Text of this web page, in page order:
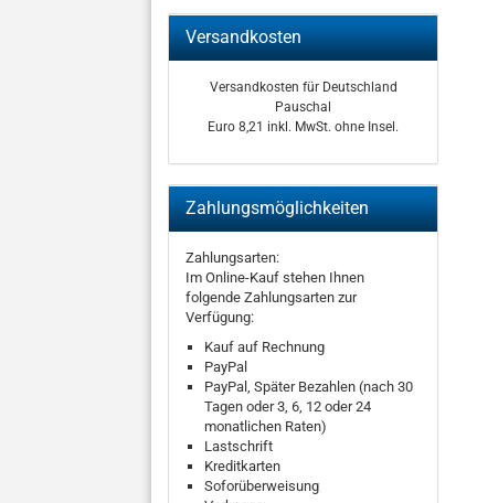
Versandkosten
Versandkosten für Deutschland
Pauschal
Euro 8,21 inkl. MwSt. ohne Insel.
Zahlungsmöglichkeiten
Zahlungsarten:
Im Online-Kauf stehen Ihnen
folgende Zahlungsarten zur
Verfügung:
Kauf auf Rechnung
PayPal
PayPal, Später Bezahlen (nach 30
Tagen oder 3, 6, 12 oder 24
monatlichen Raten)
Lastschrift
Kreditkarten
Soforüberweisung